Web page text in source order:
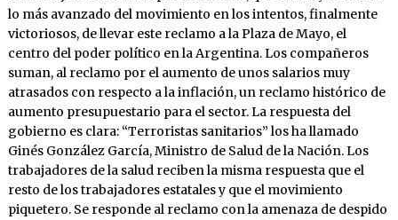
lo más avanzado del movimiento en los intentos, finalmente
victoriosos, de llevar este reclamo a la Plaza de Mayo, el
centro del poder político en la Argentina. Los compañeros
suman, al reclamo por el aumento de unos salarios muy
atrasados con respecto a la inflación, un reclamo histórico de
aumento presupuestario para el sector. La respuesta del
gobierno es clara: “Terroristas sanitarios” los ha llamado
Ginés González García, Ministro de Salud de la Nación. Los
trabajadores de la salud reciben la misma respuesta que el
resto de los trabajadores estatales y que el movimiento
piquetero. Se responde al reclamo con la amenaza de despido